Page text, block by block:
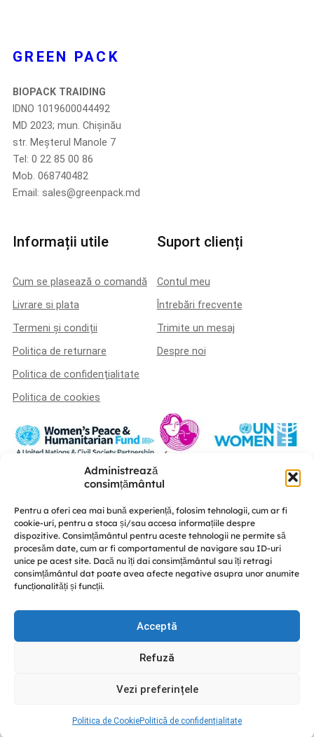
Administrează
consimțământul
Pentru a oferi cea mai bună experiență, folosim tehnologii, cum ar fi
cookie-uri, pentru a stoca și/sau accesa informațiile despre
dispozitive. Consimțământul pentru aceste tehnologii ne permite să
procesăm date, cum ar fi comportamentul de navigare sau ID-uri
unice pe acest site. Dacă nu îți dai consimțământul sau îți retragi
consimțământul dat poate avea afecte negative asupra unor anumite
funcționalități și funcții.
Acceptă
Refuză
Vezi preferințele
Politica de CookiePolitică de confidențialitate
GREEN PACK
BIOPACK TRAIDING
IDNO 1019600044492
MD 2023; mun. Chișinău
str. Meșterul Manole 7
Tel: 0 22 85 00 86
Mob. 068740482
Email: sales@greenpack.md
Informații utile
Cum se plasează o comandă
Livrare si plata
Termeni și condiții
Politica de returnare
Politica de confidențialitate
Politica de cookies
Suport clienți
Contul meu
Întrebări frecvente
Trimite un mesaj
Despre noi
Această platformă a fost realizată în cadrul proiectului „U-POWER –
consolidare a păcii” este implementat de A.O. „Femei pentru Femei” în
parteneriat cu Centrul de educație nonformală „Diversitate” și CRISP –
Conflict Simulation, cu susținerea UN Women Moldova și finanțat de Fondul
Femeilor pentru Pace și Asistență Umanitară.
Discută cu noi
and Terms of Service